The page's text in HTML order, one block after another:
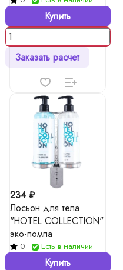
Купить
Заказать расчет
234 ₽
Лосьон для тела
"HOTEL COLLECTION"
эко-помпа
0 Есть в наличии
Купить